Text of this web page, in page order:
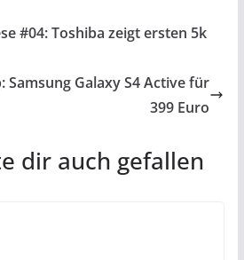
#04: Toshiba zeigt ersten 5k
Samsung Galaxy S4 Active für
399 Euro
dir auch gefallen